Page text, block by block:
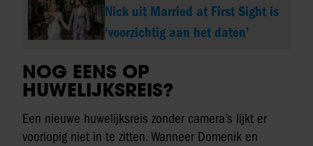
Nick uit Married at First Sight is
‘voorzichtig aan het daten’
NOG EENS OP
HUWELIJKSREIS?
Een nieuwe huwelijksreis zonder camera’s lijkt er
voorlopig niet in te zitten. Wanneer Domenik en